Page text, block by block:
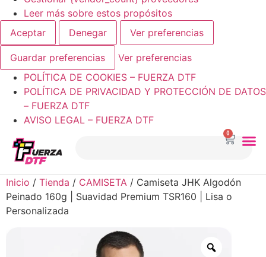
Leer más sobre estos propósitos
Aceptar
Denegar Ver preferencias
Guardar preferencias
Ver preferencias
POLÍTICA DE COOKIES – FUERZA DTF
POLÍTICA DE PRIVACIDAD Y PROTECCIÓN DE DATOS
– FUERZA DTF
AVISO LEGAL – FUERZA DTF
0
Inicio / Tienda / CAMISETA / Camiseta JHK Algodón
Peinado 160g | Suavidad Premium TSR160 | Lisa o
Personalizada